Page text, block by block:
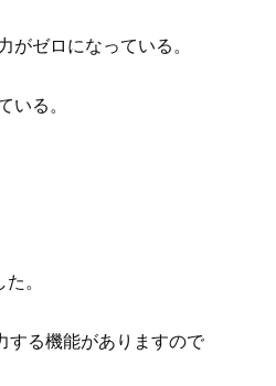
ゼロになっている。
る。
。
する機能がありますので